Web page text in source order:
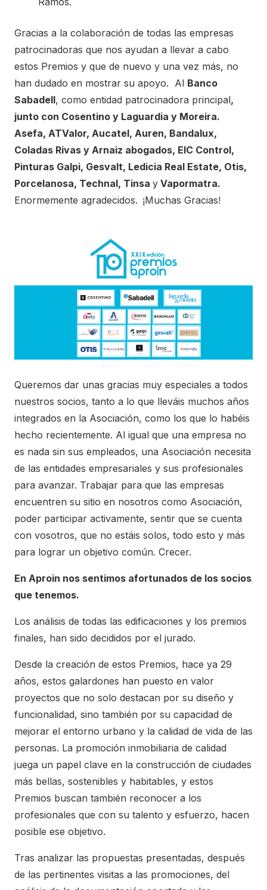
Gracias a la colaboración de todas las empresas
patrocinadoras que nos ayudan a llevar a cabo
estos Premios y que de nuevo y una vez más, no
han dudado en mostrar su apoyo. Al Banco
Sabadell, como entidad patrocinadora principal,
junto con Cosentino y Laguardia y Moreira.
Asefa, ATValor, Aucatel, Auren, Bandalux,
Coladas Rivas y Arnaiz abogados, EIC Control,
Pinturas Galpi, Gesvalt, Ledicia Real Estate, Otis,
Porcelanosa, Technal, Tinsa y Vapormatra.
Enormemente agradecidos. ¡Muchas Gracias!
Queremos dar unas gracias muy especiales a todos
nuestros socios, tanto a lo que lleváis muchos años
integrados en la Asociación, como los que lo habéis
hecho recientemente. Al igual que una empresa no
es nada sin sus empleados, una Asociación necesita
de las entidades empresariales y sus profesionales
para avanzar. Trabajar para que las empresas
encuentren su sitio en nosotros como Asociación,
poder participar activamente, sentir que se cuenta
con vosotros, que no estáis solos, todo esto y más
para lograr un objetivo común. Crecer.
En Aproin nos sentimos afortunados de los socios
que tenemos.
Los análisis de todas las edificaciones y los premios
finales, han sido decididos por el jurado.
Desde la creación de estos Premios, hace ya 29
años, estos galardones han puesto en valor
proyectos que no solo destacan por su diseño y
funcionalidad, sino también por su capacidad de
mejorar el entorno urbano y la calidad de vida de las
personas. La promoción inmobiliaria de calidad
juega un papel clave en la construcción de ciudades
más bellas, sostenibles y habitables, y estos
Premios buscan también reconocer a los
profesionales que con su talento y esfuerzo, hacen
posible ese objetivo.
Tras analizar las propuestas presentadas, después
de las pertinentes visitas a las promociones, del